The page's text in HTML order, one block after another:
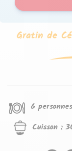
Gratin de
6 personnes
Cuisson :